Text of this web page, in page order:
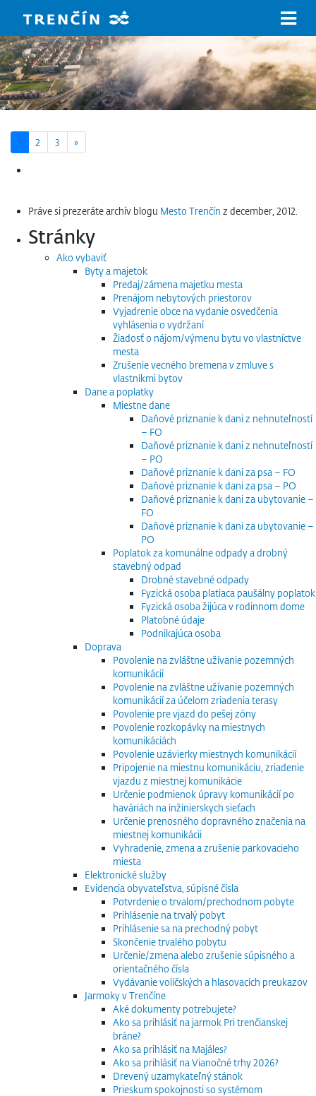
1 2 3 »
Práve si prezeráte archív blogu Mesto Trenčín z december, 2012.
Stránky
Ako vybaviť
Byty a majetok
Predaj/zámena majetku mesta
Prenájom nebytových priestorov
Vyjadrenie obce na vydanie osvedčenia
vyhlásenia o vydržaní
Žiadosť o nájom/výmenu bytu vo vlastníctve
mesta
Zrušenie vecného bremena v zmluve s
vlastníkmi bytov
Dane a poplatky
Miestne dane
Daňové priznanie k dani z nehnuteľností
– FO
Daňové priznanie k dani z nehnuteľností
– PO
Daňové priznanie k dani za psa – FO
Daňové priznanie k dani za psa – PO
Daňové priznanie k dani za ubytovanie –
FO
Daňové priznanie k dani za ubytovanie –
PO
Poplatok za komunálne odpady a drobný
stavebný odpad
Drobné stavebné odpady
Fyzická osoba platiaca paušálny poplatok
Fyzická osoba žijúca v rodinnom dome
Platobné údaje
Podnikajúca osoba
Doprava
Povolenie na zvláštne užívanie pozemných
komunikácií
Povolenie na zvláštne užívanie pozemných
komunikácií za účelom zriadenia terasy
Povolenie pre vjazd do pešej zóny
Povolenie rozkopávky na miestnych
komunikáciách
Povolenie uzávierky miestnych komunikácií
Pripojenie na miestnu komunikáciu, zriadenie
vjazdu z miestnej komunikácie
Určenie podmienok úpravy komunikácií po
haváriách na inžinierskych sieťach
Určenie prenosného dopravného značenia na
miestnej komunikácii
Vyhradenie, zmena a zrušenie parkovacieho
miesta
Elektronické služby
Evidencia obyvateľstva, súpisné čísla
Potvrdenie o trvalom/prechodnom pobyte
Prihlásenie na trvalý pobyt
Prihlásenie sa na prechodný pobyt
Skončenie trvalého pobytu
Určenie/zmena alebo zrušenie súpisného a
orientačného čísla
Vydávanie voličských a hlasovacích preukazov
Jarmoky v Trenčíne
Aké dokumenty potrebujete?
Ako sa prihlásiť na jarmok Pri trenčianskej
bráne?
Ako sa prihlásiť na Majáles?
Ako sa prihlásiť na Vianočné trhy 2026?
Drevený uzamykateľný stánok
Prieskum spokojnosti so systémom